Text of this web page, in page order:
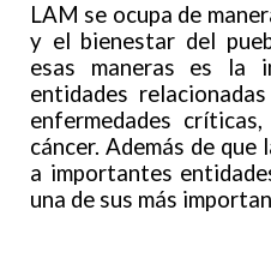
LAM se ocupa de
y el bienestar del
esas maneras es la
entidades
enfermedades
cáncer. Además de
a importantes
una de sus más